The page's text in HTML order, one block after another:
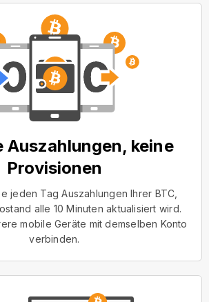
Auszahlungen, keine
Provisionen
jeden Tag Auszahlungen Ihrer BTC,
alle 10 Minuten aktualisiert wird.
mobile Geräte mit demselben Konto
verbinden.